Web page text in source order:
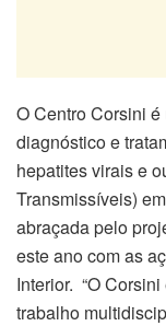
O Centro Corsini
diagnóstico e
hepatites virais e
Transmissíveis)
abraçada pelo
este ano com as
Interior. “O
trabalho